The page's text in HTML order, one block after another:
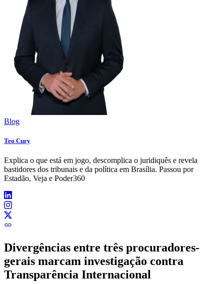
Blog
Teo Cury
Explica o que está em jogo, descomplica o juridiquês e revela
bastidores dos tribunais e da política em Brasília. Passou por
Estadão, Veja e Poder360
Divergências entre três procuradores-
gerais marcam investigação contra
Transparência Internacional